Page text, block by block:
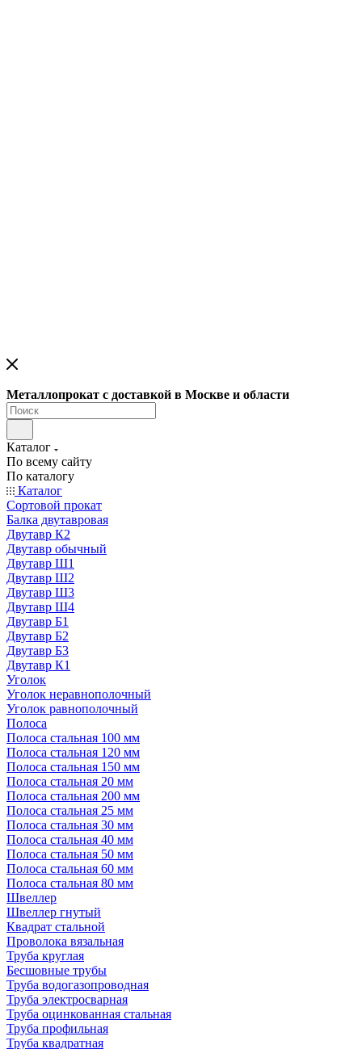
Металлопрокат с доставкой в Москве и области
Каталог
По всему сайту
По каталогу
Каталог
Сортовой прокат
Балка двутавровая
Двутавр К2
Двутавр обычный
Двутавр Ш1
Двутавр Ш2
Двутавр Ш3
Двутавр Ш4
Двутавр Б1
Двутавр Б2
Двутавр Б3
Двутавр К1
Уголок
Уголок неравнополочный
Уголок равнополочный
Полоса
Полоса стальная 100 мм
Полоса стальная 120 мм
Полоса стальная 150 мм
Полоса стальная 20 мм
Полоса стальная 200 мм
Полоса стальная 25 мм
Полоса стальная 30 мм
Полоса стальная 40 мм
Полоса стальная 50 мм
Полоса стальная 60 мм
Полоса стальная 80 мм
Швеллер
Швеллер гнутый
Квадрат стальной
Проволока вязальная
Труба круглая
Бесшовные трубы
Труба водогазопроводная
Труба электросварная
Труба оцинкованная стальная
Труба профильная
Труба квадратная